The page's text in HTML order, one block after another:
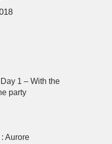
1 – With the
party
Aurore